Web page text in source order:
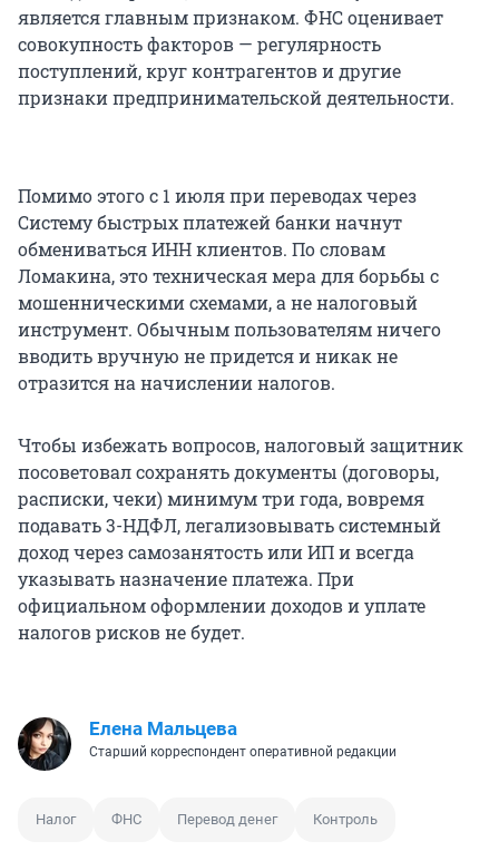
является главным признаком. ФНС оценивает
совокупность факторов — регулярность
поступлений, круг контрагентов и другие
признаки предпринимательской деятельности.
Помимо этого с 1 июля при переводах через
Систему быстрых платежей банки начнут
обмениваться ИНН клиентов. По словам
Ломакина, это техническая мера для борьбы с
мошенническими схемами, а не налоговый
инструмент. Обычным пользователям ничего
вводить вручную не придется и никак не
отразится на начислении налогов.
Чтобы избежать вопросов, налоговый защитник
посоветовал сохранять документы (договоры,
расписки, чеки) минимум три года, вовремя
подавать 3-НДФЛ, легализовывать системный
доход через самозанятость или ИП и всегда
указывать назначение платежа. При
официальном оформлении доходов и уплате
налогов рисков не будет.
Елена Мальцева
Старший корреспондент оперативной редакции
Налог ФНС Перевод денег Контроль